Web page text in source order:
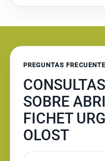
PREGUNTAS
SOBRE
FICHET
OLOST